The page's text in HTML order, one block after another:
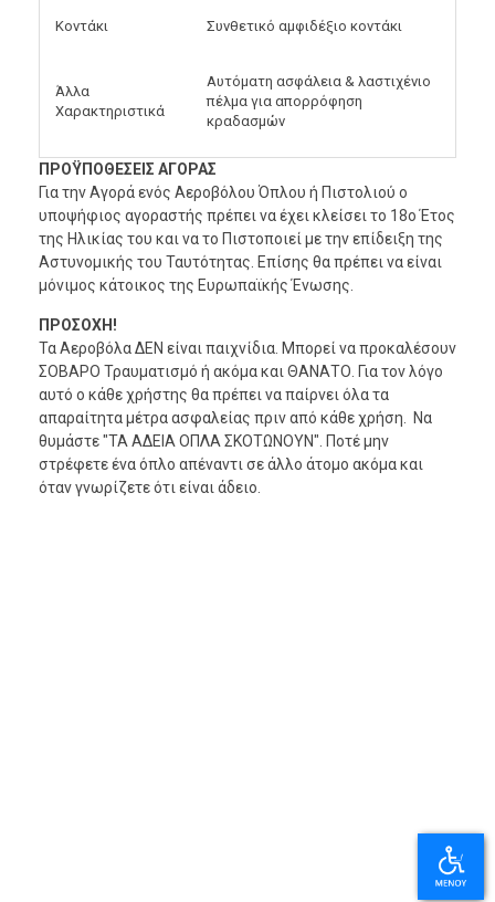
Κοντάκι Συνθετικό αμφιδέξιο κοντάκι
Άλλα
Χαρακτηριστικά
Αυτόματη ασφάλεια & λαστιχένιο
πέλμα για απορρόφηση
κραδασμών
ΠΡΟΫΠΟΘΕΣΕΙΣ ΑΓΟΡΑΣ
Για την Αγορά ενός Αεροβόλου Όπλου ή Πιστολιού ο
υποψήφιος αγοραστής πρέπει να έχει κλείσει το 18ο Έτος
της Ηλικίας του και να το Πιστοποιεί με την επίδειξη της
Αστυνομικής του Ταυτότητας. Επίσης θα πρέπει να είναι
μόνιμος κάτοικος της Ευρωπαϊκής Ένωσης.
ΠΡΟΣΟΧΗ!
Τα Αεροβόλα ΔΕΝ είναι παιχνίδια. Μπορεί να προκαλέσουν
ΣΟΒΑΡΟ Τραυματισμό ή ακόμα και ΘΑΝΑΤΟ. Για τον λόγο
αυτό ο κάθε χρήστης θα πρέπει να παίρνει όλα τα
απαραίτητα μέτρα ασφαλείας πριν από κάθε χρήση. Να
θυμάστε "ΤΑ ΑΔΕΙΑ ΟΠΛΑ ΣΚΟΤΩΝΟΥΝ". Ποτέ μην
στρέφετε ένα όπλο απέναντι σε άλλο άτομο ακόμα και
όταν γνωρίζετε ότι είναι άδειο.